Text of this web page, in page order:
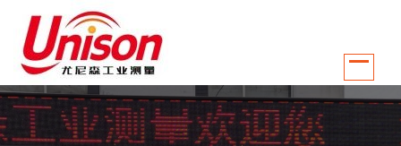
江苏南京尤尼森工业测量控制系统有限公司是国内较早从事温控行业自动